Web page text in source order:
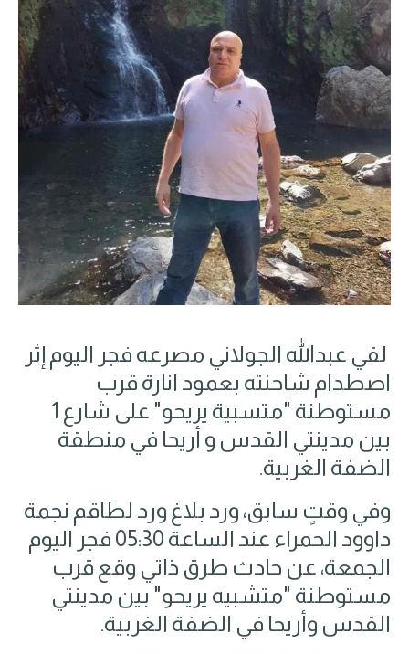
لقي عبدالله الجولاني مصرعه فجر اليوم إثر
اصطدام شاحنته بعمود انارة قرب
مستوطنة "متسبية يريحو" على شارع 1
بين مدينتي القدس و أريحا في منطقة
الضفة الغربية.
وفي وقتٍ سابق، ورد بلاغ ورد لطاقم نجمة
داوود الحمراء عند الساعة 05:30 فجر اليوم
الجمعة، عن حادث طرق ذاتي وقع قرب
مستوطنة "متشبيه يريحو" بين مدينتي
القدس وأريحا في الضفة الغربية.